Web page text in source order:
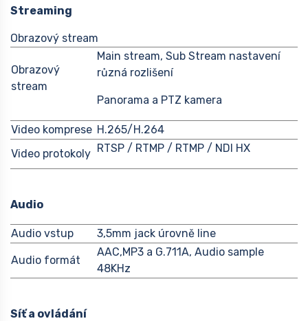
Streaming
Obrazový stream
Obrazový
stream
Main stream, Sub Stream nastavení
různá rozlišení
Panorama a PTZ kamera
Video komprese H.265/H.264
Video protokoly RTSP / RTMP / RTMP / NDI HX
Audio
Audio vstup 3,5mm jack úrovně line
Audio formát
AAC,MP3 a G.711A, Audio sample
48KHz
Síť a ovládání